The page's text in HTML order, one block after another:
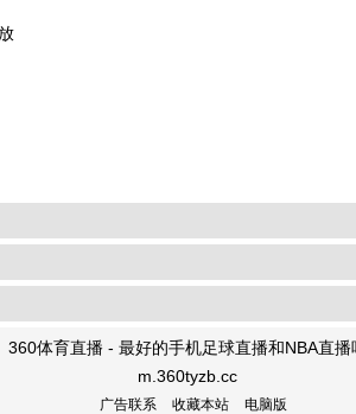
360体育直播 - 最好的手机足球直播和NBA直播
m.360tyzb.cc
广告联系 收藏本站 电脑版